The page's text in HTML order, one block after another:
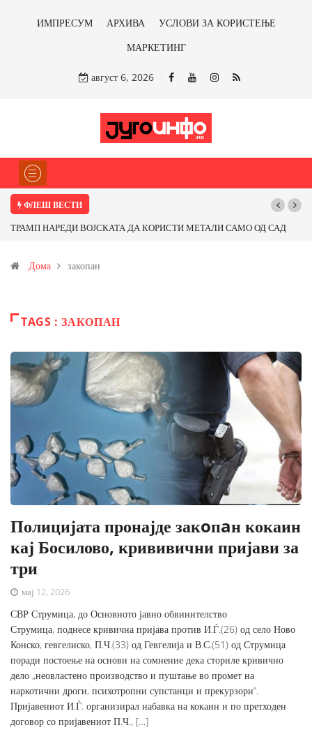
ИМПРЕСУМ АРХИВА
УСЛОВИ ЗА КОРИСТЕЊЕ
МАРКЕТИНГ
август 6, 2026
ФЛЕШ ВЕСТИ
ТРАМП НАРЕДИ ВОЈСКАТА ДА КОРИСТИ МЕТАЛИ САМО ОД САД
Иловица и со антимонот?
Дома закопан
TAGS : ЗАКОПАН
Полицијата пронајде закoпaн кокаин
кај Босилово, крививични пријави за
три
мај 12, 2026
СВР Струмица, до Основното јавно обвинителство
Струмица, поднесе кривична пријава против И.Ѓ.(26) од село Ново
Конско, гевгелиско, П.Ч.(33) од Гевгелија и В.С.(51) од Струмица
поради постоење на основи на сомнение дека сториле кривично
дело „неовластено производство и пуштање во промет на
наркотични дроги, психотропни супстанци и прекурзори“.
Пријавениот И.Ѓ. организирал набавка на кокаин и по претходен
договор со пријавениот П.Ч., […]